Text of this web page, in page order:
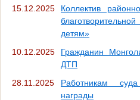
15.12.2025
Коллектив
детям»
10.12.2025
Гражданин
ДТП
28.11.2025
Работникам
награды